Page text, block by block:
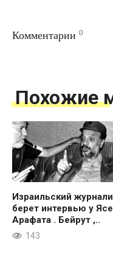
Комментарии 0
Похожие
Израильский
берет интервью у
Арафата . Бейрут ,..
143